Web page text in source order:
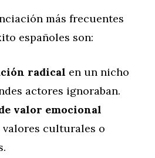
más frecuentes
españoles son:
radical en un nicho
actores ignoraban.
valor emocional
valores culturales o